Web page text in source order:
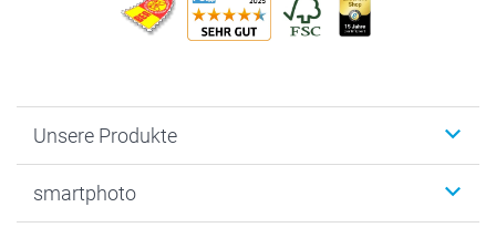
Unsere Produkte
Fotogeschenke
smartphoto